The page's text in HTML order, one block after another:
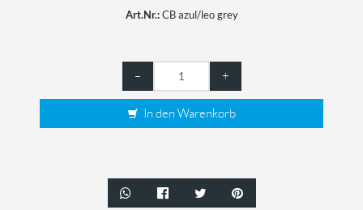
Art.Nr.:CB azul/leo grey
– +
In den Warenkorb